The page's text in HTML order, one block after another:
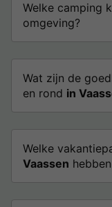
Welke camping
omgeving?
Wat zijn de
en rond in
Welke
Vaassen